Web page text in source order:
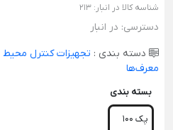
شناسه کالا در انبار: 213
دسترسی: در انبار
دسته بندی : تجهیزات کنترل محیط
معرف‌ها
بسته بندی
پک 100